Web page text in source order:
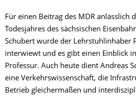
Für einen Beitrag des MDR anlässlich
Todesjahres des sächsischen
Schubert wurde der Lehrstuhlinhaber
interwiewt und es gibt einen Einblick
Professur. Auch heute dient Andreas
eine Verkehrswissenschaft, die
Betrieb gleichermaßen und